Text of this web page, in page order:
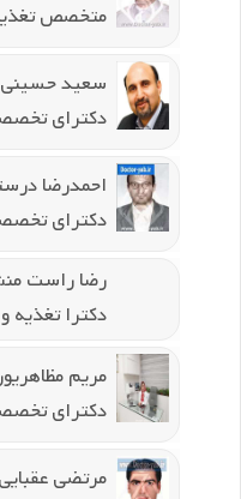
متخصص
سعید حسینی
دکترای
احمدرضا
دکترای
رضا راست
دکترا تغذیه
مریم
دکترای
مرتضی عقبایی